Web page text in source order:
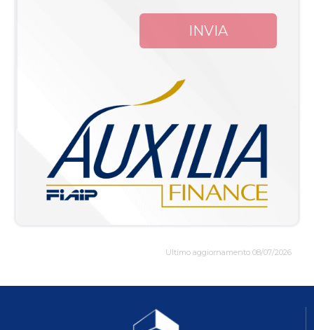
INVIA
Ultimo aggiornamento 08/07/2026